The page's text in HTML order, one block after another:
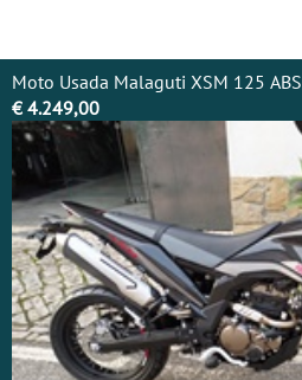
Moto Usada Malaguti XSM 125
€ 4.249,00